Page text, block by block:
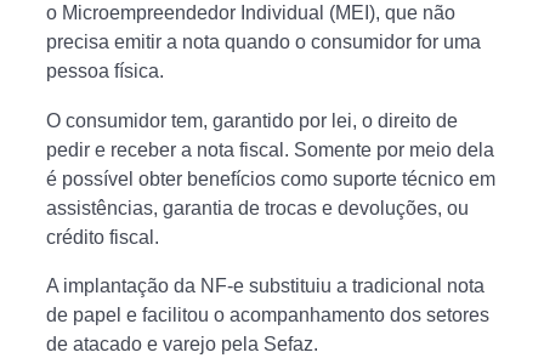
o Microempreendedor Individual (MEI), que não
precisa emitir a nota quando o consumidor for uma
pessoa física.
O consumidor tem, garantido por lei, o direito de
pedir e receber a nota fiscal. Somente por meio dela
é possível obter benefícios como suporte técnico em
assistências, garantia de trocas e devoluções, ou
crédito fiscal.
A implantação da NF-e substituiu a tradicional nota
de papel e facilitou o acompanhamento dos setores
de atacado e varejo pela Sefaz.